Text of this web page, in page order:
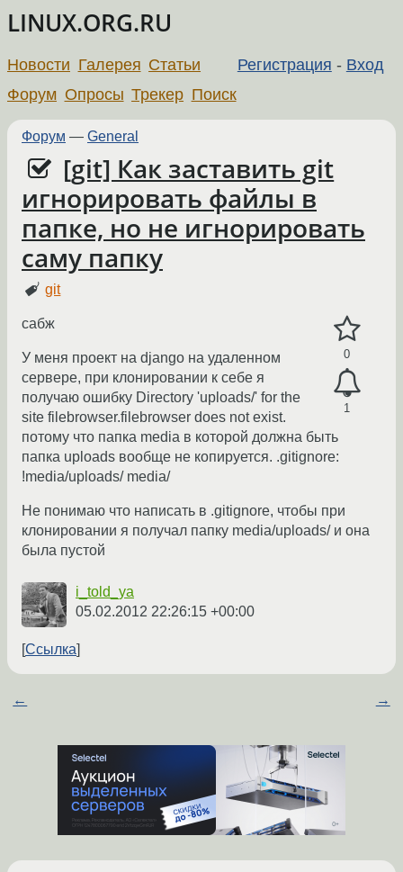
LINUX.ORG.RU
Регистрация - Вход
Новости Галерея Статьи
Форум Опросы Трекер Поиск
Форум — General
[git] Как заставить git
игнорировать файлы в
папке, но не игнорировать
саму папку
git
0
1
сабж
У меня проект на django на удаленном
сервере, при клонировании к себе я
получаю ошибку Directory 'uploads/' for the
site filebrowser.filebrowser does not exist.
потому что папка media в которой должна быть
папка uploads вообще не копируется. .gitignore:
!media/uploads/ media/
Не понимаю что написать в .gitignore, чтобы при
клонировании я получал папку media/uploads/ и она
была пустой
i_told_ya
05.02.2012 22:26:15 +00:00
Ссылка
← →